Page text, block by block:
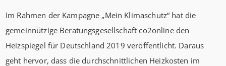
Im Rahmen der Kampagne „Mein Klimaschutz“ hat die
gemeinnützige Beratungsgesellschaft co2online den
Heizspiegel für Deutschland 2019 veröffentlicht. Daraus
geht hervor, dass die durchschnittlichen Heizkosten im